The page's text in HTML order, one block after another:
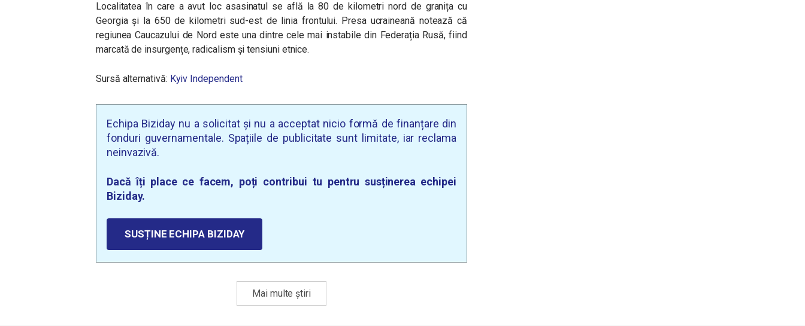
Localitatea în care a avut loc asasinatul se află la 80 de kilometri nord de granița cu
Georgia și la 650 de kilometri sud-est de linia frontului. Presa ucraineană notează că
regiunea Caucazului de Nord este una dintre cele mai instabile din Federația Rusă, fiind
marcată de insurgențe, radicalism și tensiuni etnice.
Sursă alternativă: Kyiv Independent
Echipa Biziday nu a solicitat și nu a acceptat nicio formă de finanțare din
fonduri guvernamentale. Spațiile de publicitate sunt limitate, iar reclama
neinvazivă.
Dacă îți place ce facem, poți contribui tu pentru susținerea echipei
Biziday.
SUSȚINE ECHIPA BIZIDAY
Mai multe știri